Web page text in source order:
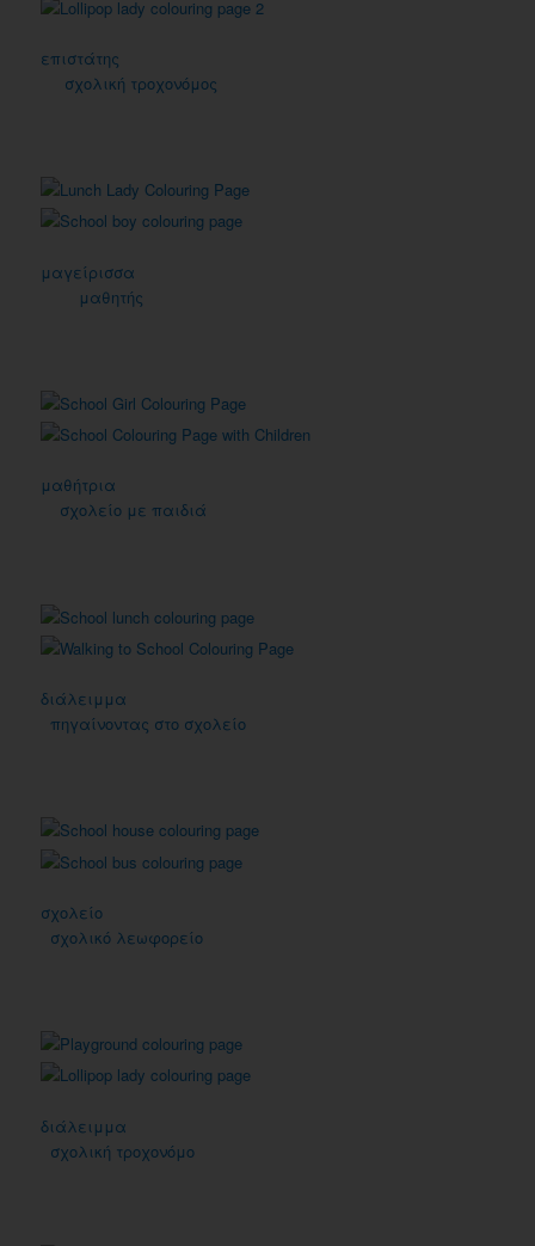
επιστάτης
σχολική τροχονόμος
μαγείρισσα
μαθητής
μαθήτρια
σχολείο με παιδιά
διάλειμμα
πηγαίνοντας στο σχολείο
σχολείο
σχολικό λεωφορείο
διάλειμμα
σχολική τροχονόμο